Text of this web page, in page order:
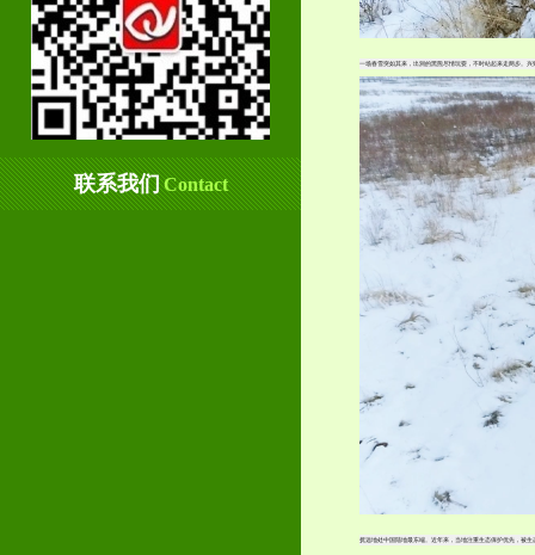
联系我们Contact
一场春雪突如其来，出洞的黑熊尽情玩耍，不时站起来走两步。
抚远地处中国陆地最东端。近年来，当地注重生态保护优先，被